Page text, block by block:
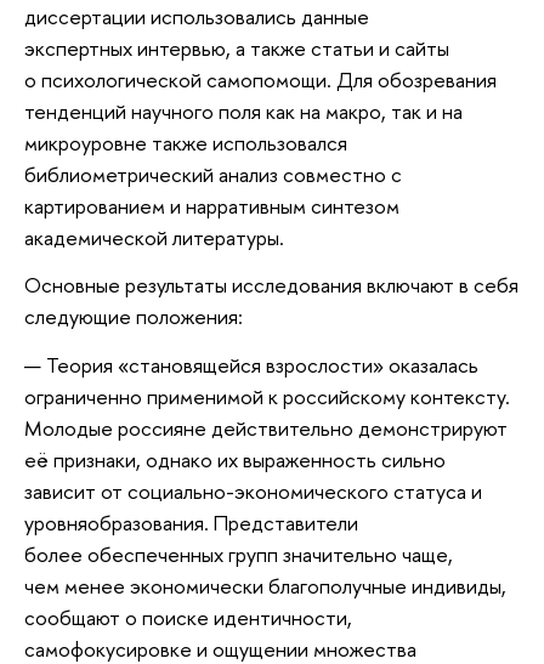
диссертации использовались данные
экспертных интервью, а также статьи и сайты
о психологической самопомощи. Для обозревания
тенденций научного поля как на макро, так и на
микроуровне также использовался
библиометрический анализ совместно с
картированием и нарративным синтезом
академической литературы.
Основные результаты исследования включают в себя
следующие положения:
Теория «становящейся взрослости» оказалась
ограниченно применимой к российскому контексту.
Молодые россияне действительно демонстрируют
её признаки, однако их выраженность сильно
зависит от социально-экономического статуса и
уровняобразования. Представители
более обеспеченных групп значительно чаще,
чем менее экономически благополучные индивиды,
сообщают о поиске идентичности,
самофокусировке и ощущении множества